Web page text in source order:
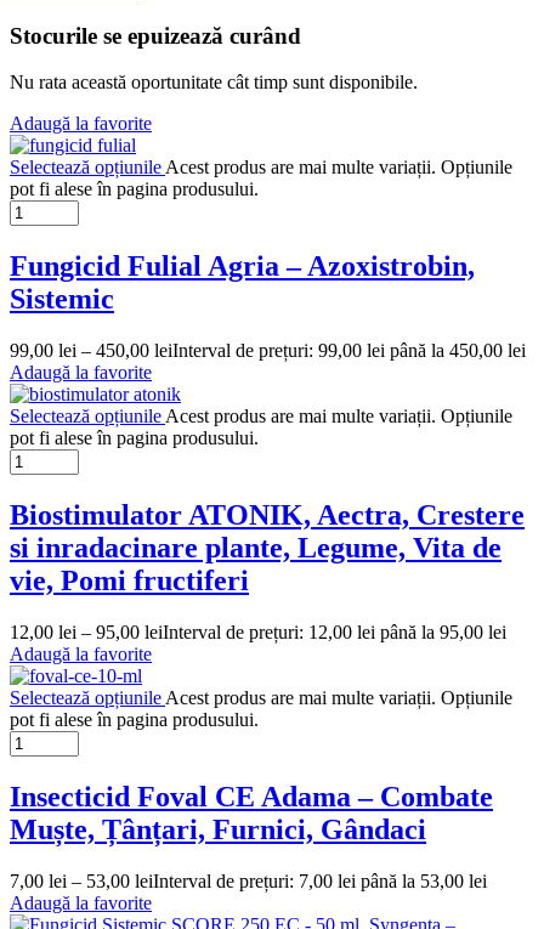
Stocurile se epuizează curând
Nu rata această oportunitate cât timp sunt disponibile.
Adaugă la favorite
Selectează opțiunile Acest produs are mai multe variații. Opțiunile
pot fi alese în pagina produsului.
Fungicid Fulial Agria – Azoxistrobin,
Sistemic
99,00 lei – 450,00 leiInterval de prețuri: 99,00 lei până la 450,00 lei
Adaugă la favorite
Selectează opțiunile Acest produs are mai multe variații. Opțiunile
pot fi alese în pagina produsului.
Biostimulator ATONIK, Aectra, Crestere
si inradacinare plante, Legume, Vita de
vie, Pomi fructiferi
12,00 lei – 95,00 leiInterval de prețuri: 12,00 lei până la 95,00 lei
Adaugă la favorite
Selectează opțiunile Acest produs are mai multe variații. Opțiunile
pot fi alese în pagina produsului.
Insecticid Foval CE Adama – Combate
Muște, Țânțari, Furnici, Gândaci
7,00 lei – 53,00 leiInterval de prețuri: 7,00 lei până la 53,00 lei
Adaugă la favorite